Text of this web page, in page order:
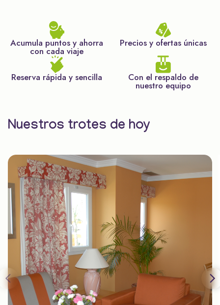
Acumula puntos y ahorra
con cada viaje
Precios y ofertas únicas
Reserva rápida y sencilla Con el respaldo de
nuestro equipo
Nuestros trotes de hoy